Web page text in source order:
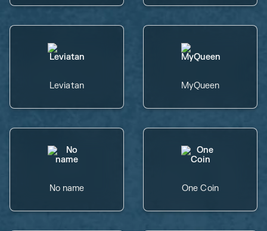
Leviatan MyQueen
No name One Coin